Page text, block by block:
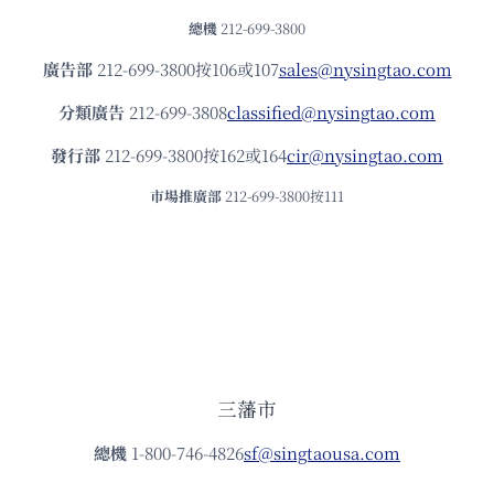
總機 212-699-3800
廣告部212-699-3800按106或107sales@nysingtao.com
分類廣告 212-699-3808classified@nysingtao.com
發⾏部 212-699-3800按162或164cir@nysingtao.com
市場推廣部 212-699-3800按111
三藩市
總機 1-800-746-4826sf@singtaousa.com